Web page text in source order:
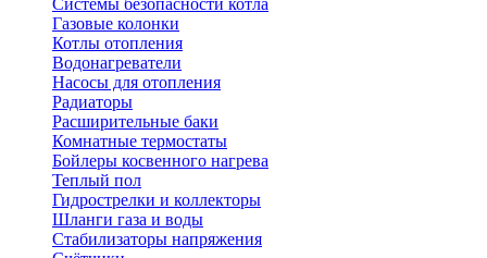
Системы безопасности котла
Газовые колонки
Котлы отопления
Водонагреватели
Насосы для отопления
Радиаторы
Расширительные баки
Комнатные термостаты
Бойлеры косвенного нагрева
Теплый пол
Гидрострелки и коллекторы
Шланги газа и воды
Стабилизаторы напряжения